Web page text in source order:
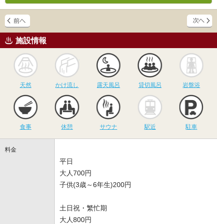
施設情報
天然
かけ流し
かけ流し
露天風呂
露天風呂
貸切風呂
貸切風呂 岩盤浴
食事 休憩
サウナ
サウナ 駅近 駐車
料金
平日
大人700円
子供(3歳～6年生)200円
土日祝・繁忙期
大人800円